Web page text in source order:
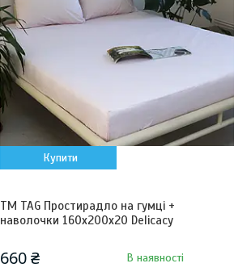
Купити
ТМ TAG Простирадло на гумці +
наволочки 160х200х20 Delicacy
660 ₴ В наявності